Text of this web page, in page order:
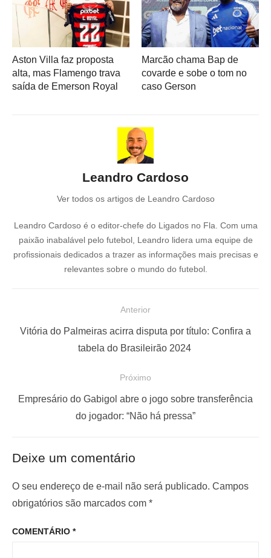
Aston Villa faz proposta
alta, mas Flamengo trava
saída de Emerson Royal
Marcão chama Bap de
covarde e sobe o tom no
caso Gerson
Leandro Cardoso
Ver todos os artigos de Leandro Cardoso
Leandro Cardoso é o editor-chefe do Ligados no Fla. Com uma
paixão inabalável pelo futebol, Leandro lidera uma equipe de
profissionais dedicados a trazer as informações mais precisas e
relevantes sobre o mundo do futebol.
a
o
e
P
o
Anterior
P
a
i
o
:
Vitória do Palmeiras acirra disputa por título: Confira a
tabela do Brasileirão 2024
Próximo
P
m
o
o
Empresário do Gabigol abre o jogo sobre transferência
do jogador: “Não há pressa”
Deixe um comentário
O seu endereço de e-mail não será publicado. Campos
obrigatórios são marcados com *
COMENTÁRIO *